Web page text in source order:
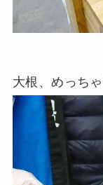
大根、めっちゃ